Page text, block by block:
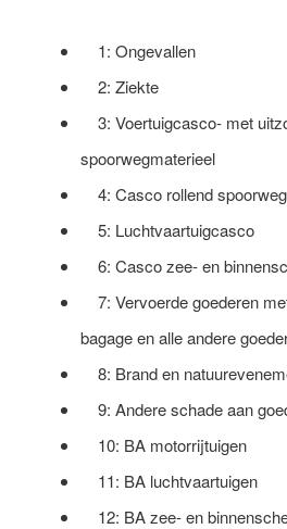
1: Ongevallen
2: Ziekte
3: Voertuigcasco- met
spoorwegmaterieel
4: Casco rollend
5: Luchtvaartuigcasco
6: Casco zee- en
7: Vervoerde goederen
bagage en alle andere
8: Brand en
9: Andere schade aan
10: BA motorrijtuigen
11: BA luchtvaartuigen
12: BA zee- en